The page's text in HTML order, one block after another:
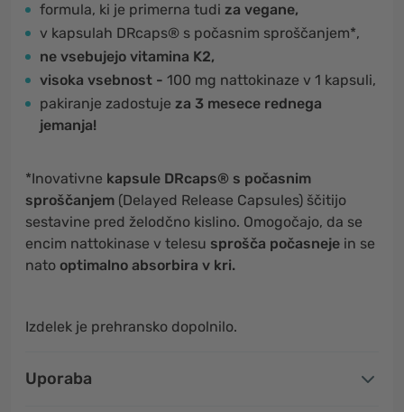
formula, ki je primerna tudi za vegane,
v kapsulah DRcaps® s počasnim sproščanjem*,
ne vsebujejo vitamina K2,
visoka vsebnost - 100 mg nattokinaze v 1 kapsuli,
pakiranje zadostuje za 3 mesece rednega
jemanja!
*Inovativne kapsule DRcaps® s počasnim
sproščanjem (Delayed Release Capsules) ščitijo
sestavine pred želodčno kislino. Omogočajo, da se
encim nattokinase v telesu sprošča počasneje in se
nato optimalno absorbira v kri.
Izdelek je prehransko dopolnilo.
Uporaba